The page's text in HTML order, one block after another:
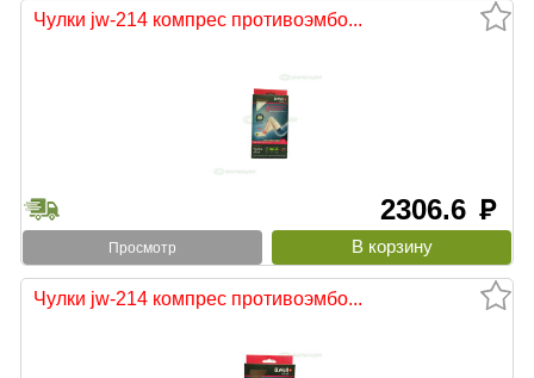
Чулки jw-214 компрес противоэмбо...
2306.6 руб
Просмотр
Чулки jw-214 компрес противоэмбо...